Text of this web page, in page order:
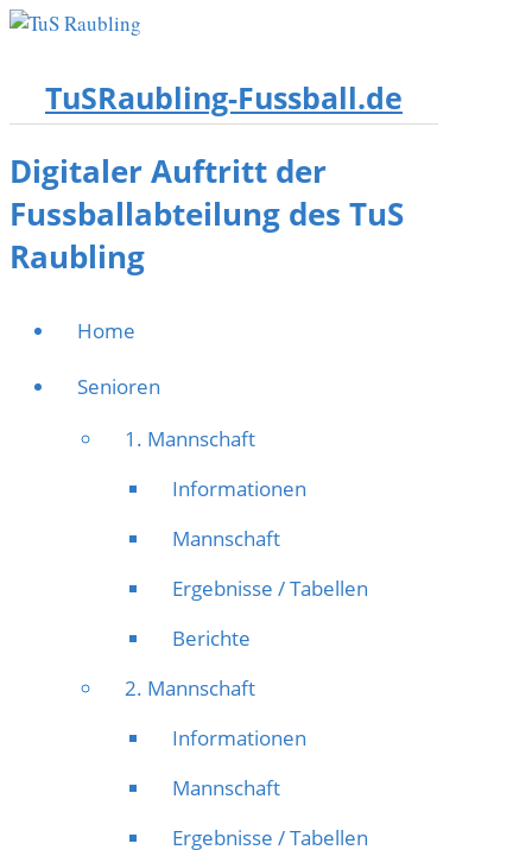
TuSRaubling-Fussball.de
Digitaler Auftritt der
Fussballabteilung des TuS
Raubling
Home
Senioren
1. Mannschaft
Informationen
Mannschaft
Ergebnisse / Tabellen
Berichte
2. Mannschaft
Informationen
Mannschaft
Ergebnisse / Tabellen